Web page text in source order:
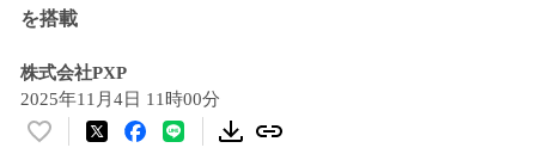
を搭載
株式会社PXP
2025年11月4日 11時00分
い